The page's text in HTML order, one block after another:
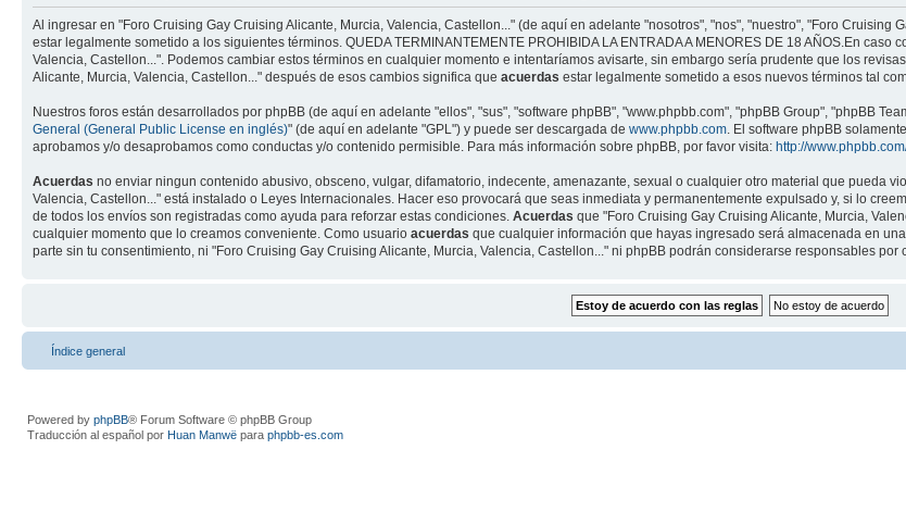
Al ingresar en "Foro Cruising Gay Cruising Alicante, Murcia, Valencia, Castellon..." (de aquí en adelante "nosotros", "nos", "nuestro", "Foro Cruising
estar legalmente sometido a los siguientes términos. QUEDA TERMINANTEMENTE PROHIBIDA LA ENTRADA A MENORES DE 18 AÑOS.En
Valencia, Castellon...". Podemos cambiar estos términos en cualquier momento e intentaríamos avisarte, sin embargo sería prudente que los
Alicante, Murcia, Valencia, Castellon..." después de esos cambios significa que acuerdas estar legalmente sometido a esos nuevos términos tal
Nuestros foros están desarrollados por phpBB (de aquí en adelante "ellos", "sus", "software phpBB", "www.phpbb.com", "phpBB Group", "phpBB
General (General Public License en inglés)" (de aquí en adelante "GPL") y puede ser descargada de www.phpbb.com. El software phpBB
aprobamos y/o desaprobamos como conductas y/o contenido permisible. Para más información sobre phpBB, por favor visita: http://
Acuerdas no enviar ningun contenido abusivo, obsceno, vulgar, difamatorio, indecente, amenazante, sexual o cualquier otro material que pueda
Valencia, Castellon..." está instalado o Leyes Internacionales. Hacer eso provocará que seas inmediata y permanentemente expulsado y, si lo
de todos los envíos son registradas como ayuda para reforzar estas condiciones. Acuerdas que "Foro Cruising Gay Cruising Alicante, Murcia,
cualquier momento que lo creamos conveniente. Como usuario acuerdas que cualquier información que hayas ingresado será almacenada en
parte sin tu consentimiento, ni "Foro Cruising Gay Cruising Alicante, Murcia, Valencia, Castellon..." ni phpBB podrán considerarse responsables
Índice general
Powered by phpBB® Forum Software © phpBB Group
Traducción al español por Huan Manwë para phpbb-es.com